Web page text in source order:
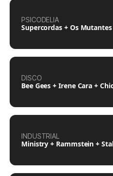
PSICODELIA
Supercordas + Os
DISCO
Bee Gees + Irene Cara +
INDUSTRIAL
Ministry + Rammstein +